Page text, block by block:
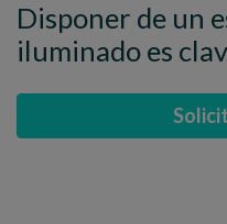
Disponer de un
iluminado es